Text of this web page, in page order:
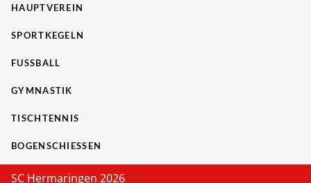
HAUPTVEREIN
SPORTKEGELN
FUSSBALL
GYMNASTIK
TISCHTENNIS
BOGENSCHIESSEN
SC Hermaringen 2026